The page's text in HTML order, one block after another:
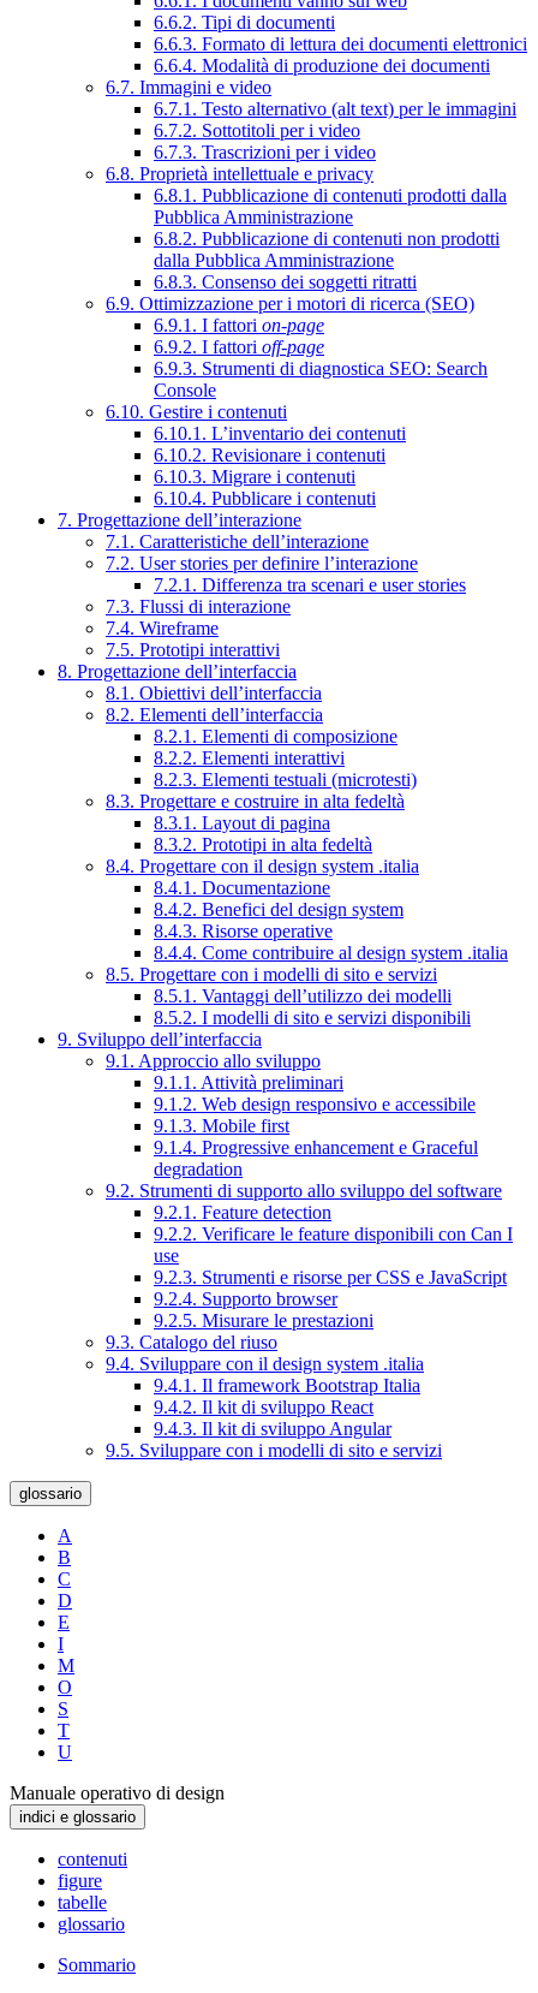
6.6.2. Tipi di documenti
6.6.3. Formato di lettura dei documenti elettronici
6.6.4. Modalità di produzione dei documenti
6.7. Immagini e video
6.7.1. Testo alternativo (alt text) per le immagini
6.7.2. Sottotitoli per i video
6.7.3. Trascrizioni per i video
6.8. Proprietà intellettuale e privacy
6.8.1. Pubblicazione di contenuti prodotti dalla
Pubblica Amministrazione
6.8.2. Pubblicazione di contenuti non prodotti
dalla Pubblica Amministrazione
6.8.3. Consenso dei soggetti ritratti
6.9. Ottimizzazione per i motori di ricerca (SEO)
6.9.1. I fattori on-page
6.9.2. I fattori off-page
6.9.3. Strumenti di diagnostica SEO: Search
Console
6.10. Gestire i contenuti
6.10.1. L’inventario dei contenuti
6.10.2. Revisionare i contenuti
6.10.3. Migrare i contenuti
6.10.4. Pubblicare i contenuti
7. Progettazione dell’interazione
7.1. Caratteristiche dell’interazione
7.2. User stories per definire l’interazione
7.2.1. Differenza tra scenari e user stories
7.3. Flussi di interazione
7.4. Wireframe
7.5. Prototipi interattivi
8. Progettazione dell’interfaccia
8.1. Obiettivi dell’interfaccia
8.2. Elementi dell’interfaccia
8.2.1. Elementi di composizione
8.2.2. Elementi interattivi
8.2.3. Elementi testuali (microtesti)
8.3. Progettare e costruire in alta fedeltà
8.3.1. Layout di pagina
8.3.2. Prototipi in alta fedeltà
8.4. Progettare con il design system .italia
8.4.1. Documentazione
8.4.2. Benefici del design system
8.4.3. Risorse operative
8.4.4. Come contribuire al design system .italia
8.5. Progettare con i modelli di sito e servizi
8.5.1. Vantaggi dell’utilizzo dei modelli
8.5.2. I modelli di sito e servizi disponibili
9. Sviluppo dell’interfaccia
9.1. Approccio allo sviluppo
9.1.1. Attività preliminari
9.1.2. Web design responsivo e accessibile
9.1.3. Mobile first
9.1.4. Progressive enhancement e Graceful
degradation
9.2. Strumenti di supporto allo sviluppo del software
9.2.1. Feature detection
9.2.2. Verificare le feature disponibili con Can I
use
9.2.3. Strumenti e risorse per CSS e JavaScript
9.2.4. Supporto browser
9.2.5. Misurare le prestazioni
9.3. Catalogo del riuso
9.4. Sviluppare con il design system .italia
9.4.1. Il framework Bootstrap Italia
9.4.2. Il kit di sviluppo React
9.4.3. Il kit di sviluppo Angular
9.5. Sviluppare con i modelli di sito e servizi
glossario
A
B
C
D
E
I
M
O
S
T
U
Manuale operativo di design
indici e glossario
contenuti
figure
tabelle
glossario
Sommario